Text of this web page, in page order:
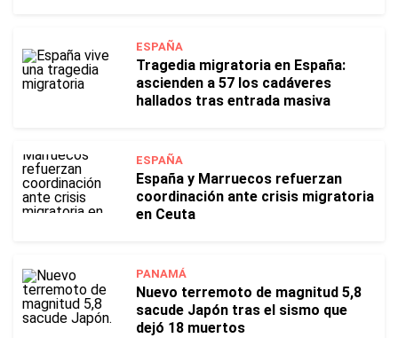
ESPAÑA
Tragedia migratoria en España:
ascienden a 57 los cadáveres
hallados tras entrada masiva
ESPAÑA
España y Marruecos refuerzan
coordinación ante crisis migratoria
en Ceuta
PANAMÁ
Nuevo terremoto de magnitud 5,8
sacude Japón tras el sismo que
dejó 18 muertos